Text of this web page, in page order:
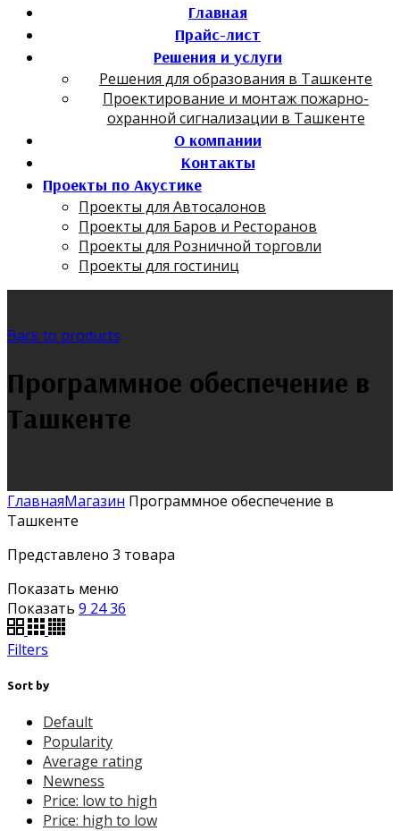
Главная
Прайс-лист
Решения и услуги
Решения для образования в Ташкенте
Проектирование и монтаж пожарно-
охранной сигнализации в Ташкенте
О компании
Контакты
Проекты по Акустике
Проекты для Автосалонов
Проекты для Баров и Ресторанов
Проекты для Розничной торговли
Проекты для гостиниц
Back to products
Программное обеспечение в
Ташкенте
ГлавнаяМагазин Программное обеспечение в
Ташкенте
Представлено 3 товара
Показать меню
Показать 9 2436
Filters
Sort by
Default
Popularity
Average rating
Newness
Price: low to high
Price: high to low